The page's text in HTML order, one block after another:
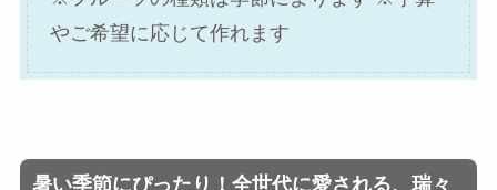
やご希望に応じて作れます
暑い季節にぴったり！全世代に愛される、瑞々